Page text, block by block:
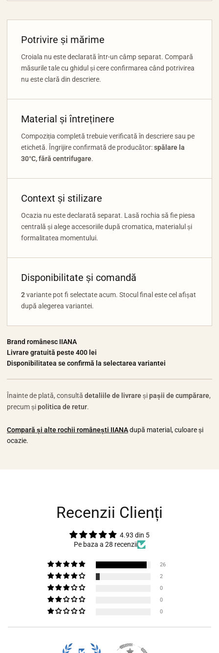
Potrivire și mărime
Croiala nu este declarată într-un câmp separat. Compară
măsurile tale cu ghidul și cere confirmarea când potrivirea
nu este clară din descriere.
Material și întreținere
Compoziția completă trebuie verificată în descriere sau pe
etichetă. Îngrijire confirmată de producător:spălare la
30°C, fără centrifugare.
Context și stilizare
Ocazia nu este declarată separat. Lasă rochia să fie piesa
centrală și alege accesoriile după cromatica, materialul și
formalitatea momentului.
Disponibilitate și comandă
2variante pot fi selectate acum. Stocul final este cel afișat
după alegerea variantei.
Brand românesc IIANA
Livrare gratuită peste 400 lei
Disponibilitatea se confirmă la selectarea variantei
Înainte de plată, consultă detaliile de livrare șipașii de cumpărare,
precum șipolitica de retur.
Compară și alte rochii românești IIANAdupă material, culoare și
ocazie.
Recenzii Clienți
4.93 din 5
Pe baza a 28 recenzii
26
2
0
0
0